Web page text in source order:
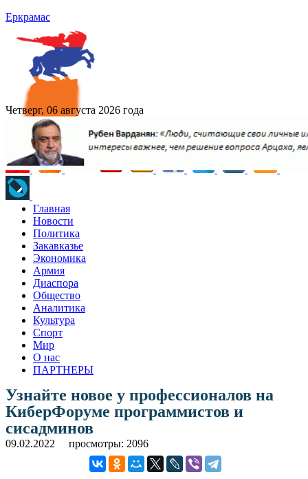
Еркрамас
Четверг, 06 августа 2026 года
Главная
Новости
Политика
Закавказье
Экономика
Армия
Диаспора
Общество
Аналитика
Культура
Спорт
Мир
О нас
ПАРТНЕРЫ
Узнайте новое у профессионалов на
КиберФоруме программистов и
сисадминов
09.02.2022 просмотры: 2096